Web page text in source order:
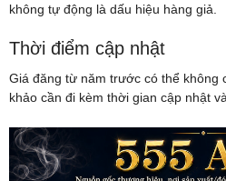
không tự động là dấu hiệu hàng giả.
Thời điểm cập nhật
Giá đăng từ năm trước có thể không
khảo cần đi kèm thời gian cập nhật